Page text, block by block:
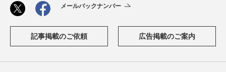
メールバックナンバー
記事掲載のご依頼 広告掲載のご案内